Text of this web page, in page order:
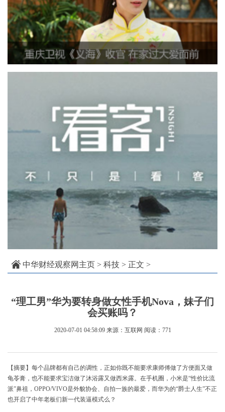
中华财经观察网主页 > 科技 > 正文 >
“理工男”华为要转身做女性手机Nova，妹子们
会买账吗？
2020-07-01 04:58:09 来源：互联网 阅读：771
【摘要】每个品牌都有自己的调性，正如你既不能要求康师傅做了方便面又做
龟苓膏，也不能要求宝洁做了沐浴露又做西米露。在手机圈，小米是“性价比流
派”鼻祖，OPPO/VIVO是外貌协会、自拍一族的最爱，而华为的“爵士人生”不正
也开启了中年老板们新一代装逼模式么？